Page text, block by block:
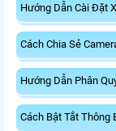
Hướng Dẫn Cài Đặt
Cách Chia Sẻ
Hướng Dẫn Phân
Cách Bật Tắt Thông